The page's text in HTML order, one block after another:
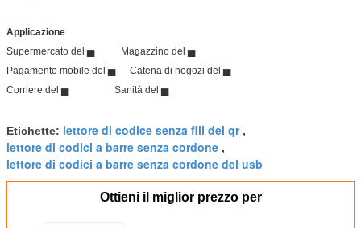
Applicazione
Supermercato del ▅ Magazzino del ▅
Pagamento mobile del ▅ Catena di negozi del ▅
Corriere del ▅ Sanità del ▅
Etichette: lettore di codice senza fili del qr,
lettore di codici a barre senza cordone ,
lettore di codici a barre senza cordone del usb
Ottieni il miglior prezzo per